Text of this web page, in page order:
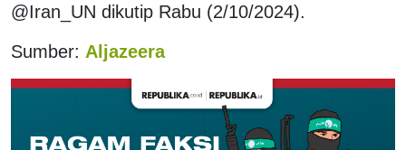
@Iran_UN dikutip Rabu (2/10/2024).
Sumber: Aljazeera